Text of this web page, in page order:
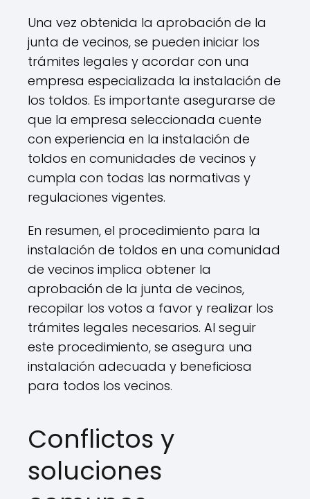
Una vez obtenida la aprobación de la
junta de vecinos, se pueden iniciar los
trámites legales y acordar con una
empresa especializada la instalación de
los toldos. Es importante asegurarse de
que la empresa seleccionada cuente
con experiencia en la instalación de
toldos en comunidades de vecinos y
cumpla con todas las normativas y
regulaciones vigentes.
En resumen, el procedimiento para la
instalación de toldos en una comunidad
de vecinos implica obtener la
aprobación de la junta de vecinos,
recopilar los votos a favor y realizar los
trámites legales necesarios. Al seguir
este procedimiento, se asegura una
instalación adecuada y beneficiosa
para todos los vecinos.
Conflictos y
soluciones